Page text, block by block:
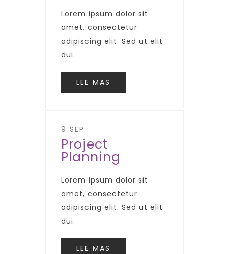
Lorem ipsum dolor sit
amet, consectetur
adipiscing elit. Sed ut elit
dui.
LEE MAS
9 SEP
Project
Planning
Lorem ipsum dolor sit
amet, consectetur
adipiscing elit. Sed ut elit
dui.
LEE MAS